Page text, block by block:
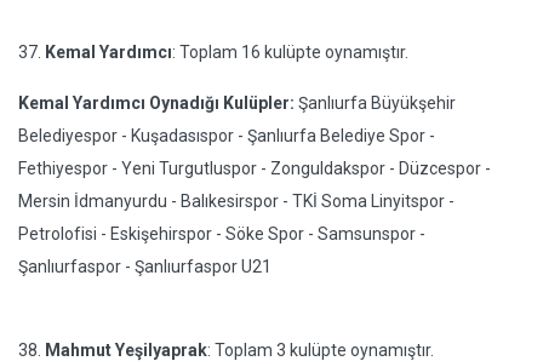
37. Kemal Yardımcı: Toplam 16 kulüpte oynamıştır.
Kemal Yardımcı Oynadığı Kulüpler: Şanlıurfa Büyükşehir
Belediyespor - Kuşadasıspor - Şanlıurfa Belediye Spor -
Fethiyespor - Yeni Turgutluspor - Zonguldakspor - Düzcespor -
Mersin İdmanyurdu - Balıkesirspor - TKİ Soma Linyitspor -
Petrolofisi - Eskişehirspor - Söke Spor - Samsunspor -
Şanlıurfaspor - Şanlıurfaspor U21
38. Mahmut Yeşilyaprak: Toplam 3 kulüpte oynamıştır.